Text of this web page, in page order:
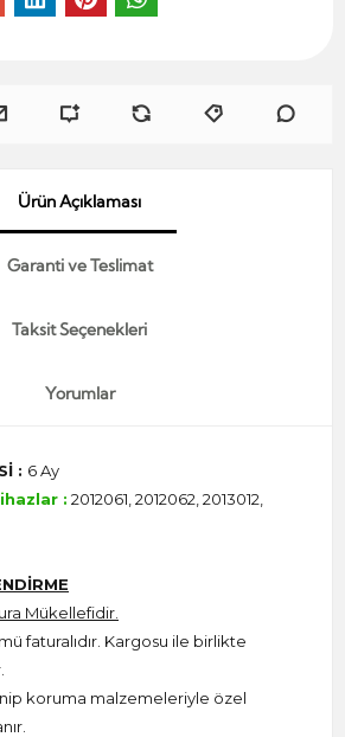
Ürün Açıklaması
Garanti ve Teslimat
Taksit Seçenekleri
Yorumlar
: 6 Ay
: 2012061, 2012062, 2013012,
Mükellefidir.
faturalıdır. Kargosu ile birlikte
koruma malzemeleriyle özel